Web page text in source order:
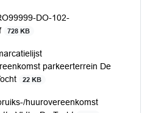
DO-102-
728 KB
parkeerterrein De
22 KB
huurovereenkomst